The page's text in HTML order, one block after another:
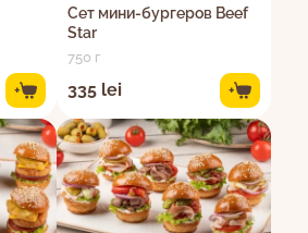
+
Сет мини-бургеров Beef
Star
750 г
335 lei +